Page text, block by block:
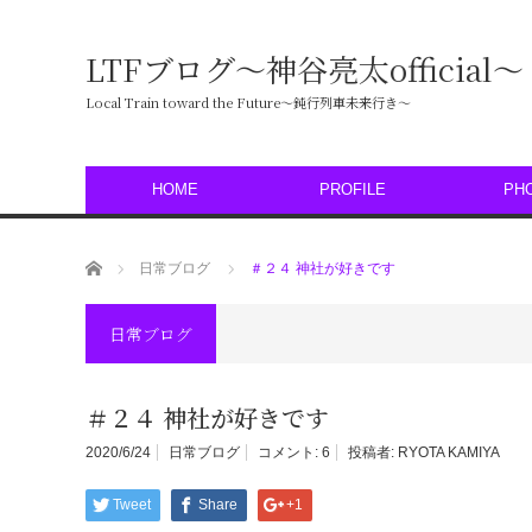
LTFブログ〜神谷亮太official〜
Local Train toward the Future〜鈍行列車未来行き〜
HOME PROFILE
ホーム 日常ブログ ＃２４ 神社が好きです
日常ブログ
＃２４ 神社が好きです
2020/6/24 日常ブログ コメント: 6 投稿者: RYOTA KAMIYA
Tweet Share +1